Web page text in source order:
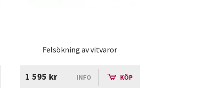
Felsökning av vitvaror
1 595 kr INFO KÖP